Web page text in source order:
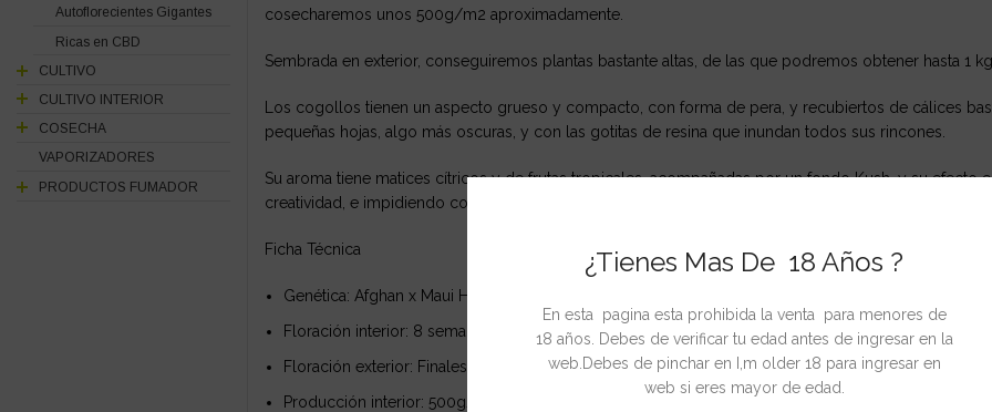
¿Tienes Mas De 18 Años ?
En esta pagina esta prohibida la venta para menores de
18 años. Debes de verificar tu edad antes de ingresar en la
web.Debes de pinchar en I,m older 18 para ingresar en
web si eres mayor de edad.
cosecharemos unos 500g/m2 aproximadamente.
Sembrada en exterior, conseguiremos plantas bastante altas, de las que podremos obtener hasta 1
Los cogollos tienen un aspecto grueso y compacto, con forma de pera, y recubiertos de cálices
pequeñas hojas, algo más oscuras, y con las gotitas de resina que inundan todos sus rincones.
Su aroma tiene matices cítricos y de frutas tropicales, acompañadas por un fondo Kush, y su
creatividad, e impidiendo completamente la concentración.
Ficha Técnica
Genética: Afghan x Maui Haze
Floración interior: 8 semanas
Floración exterior: Finales de setiembre
Producción interior: 500g/m2
Autoflorecientes Gigantes
Ricas en CBD
CULTIVO
CULTIVO INTERIOR
COSECHA
VAPORIZADORES
PRODUCTOS FUMADOR